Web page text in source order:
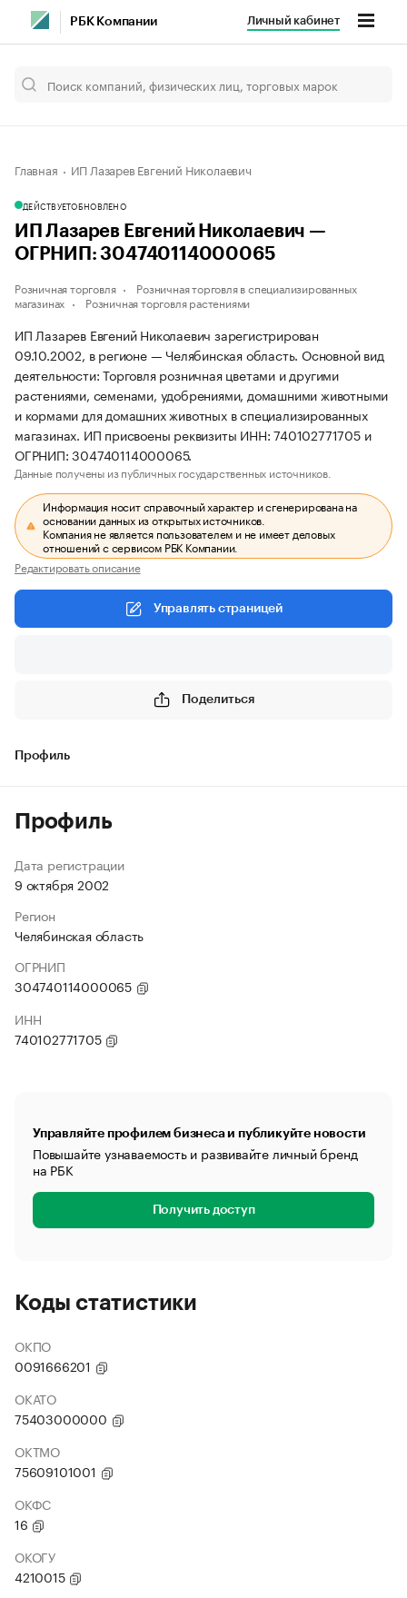
РБК Компании Личный кабинет
Главная ИП Лазарев Евгений Николаевич
ДЕЙСТВУЕТОБНОВЛЕНО
ИП Лазарев Евгений Николаевич —
ОГРНИП: 304740114000065
Розничная торговля
Розничная торговля в специализированных
магазинах
Розничная торговля растениями
ИП Лазарев Евгений Николаевич зарегистрирован
09.10.2002, в регионе — Челябинская область. Основной вид
деятельности: Торговля розничная цветами и другими
растениями, семенами, удобрениями, домашними животными
и кормами для домашних животных в специализированных
магазинах. ИП присвоены реквизиты ИНН: 740102771705 и
ОГРНИП: 304740114000065.
Данные получены из публичных государственных источников.
Информация носит справочный характер и сгенерирована на
основании данных из открытых источников.
Компания не является пользователем и не имеет деловых
отношений с сервисом РБК Компании.
Редактировать описание
Управлять страницей
Поделиться
Профиль
Профиль
Дата регистрации
9 октября 2002
Регион
Челябинская область
ОГРНИП
304740114000065
ИНН
740102771705
Управляйте профилем бизнеса и публикуйте новости
Повышайте узнаваемость и развивайте личный бренд
на РБК
Получить доступ
Коды статистики
ОКПО
0091666201
ОКАТО
75403000000
ОКТМО
75609101001
ОКФС
16
ОКОГУ
4210015